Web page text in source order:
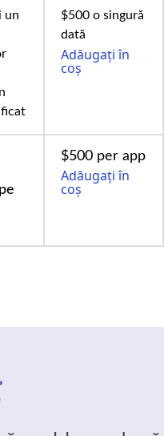
un
$500 o singură
dată
Adăugați în
coș
$500 per app
Adăugați în
coș